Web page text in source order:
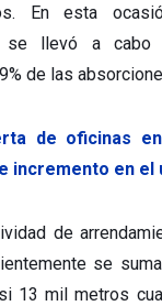
En esta
se llevó a cabo
de las
de oficinas
incremento en el
de
se
13 mil metros